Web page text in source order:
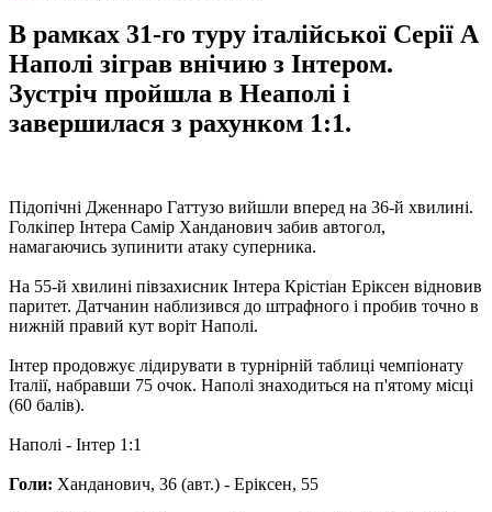
В рамках 31-го туру італійської Серії А
Наполі зіграв внічию з Інтером.
Зустріч пройшла в Неаполі і
завершилася з рахунком 1:1.
Підопічні Дженнаро Гаттузо вийшли вперед на 36-й хвилині.
Голкіпер Інтера Самір Ханданович забив автогол,
намагаючись зупинити атаку суперника.
На 55-й хвилині півзахисник Інтера Крістіан Еріксен відновив
паритет. Датчанин наблизився до штрафного і пробив точно в
нижній правий кут воріт Наполі.
Інтер продовжує лідирувати в турнірній таблиці чемпіонату
Італії, набравши 75 очок. Наполі знаходиться на п'ятому місці
(60 балів).
Наполі - Інтер 1:1
Голи: Ханданович, 36 (авт.) - Еріксен, 55